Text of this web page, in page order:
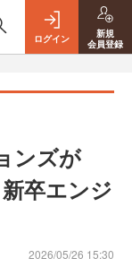
ログイン
新規
会員登録
ンズが
卒エンジ
2026/05/26 15:30